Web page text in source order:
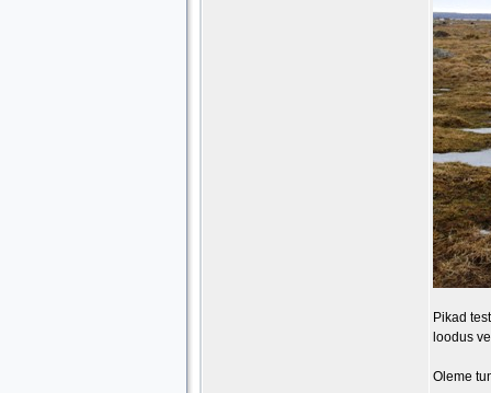
Pikad
loodus
Oleme